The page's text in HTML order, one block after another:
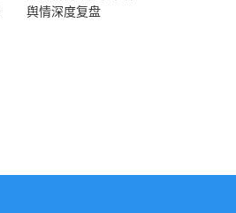
舆情深度复盘